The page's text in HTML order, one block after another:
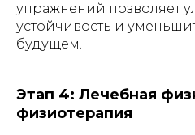
упражнений позволяет
устойчивость и
будущем.
Этап 4: Лечебная
физиотерапия